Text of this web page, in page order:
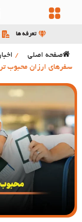
تعرفه ها
صفحه اصلی / اخبار
سفرهای ارزان محبوب